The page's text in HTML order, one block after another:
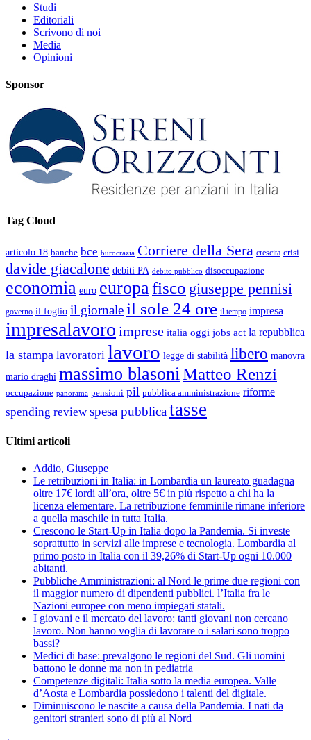
Studi
Editoriali
Scrivono di noi
Media
Opinioni
Sponsor
Tag Cloud
articolo 18 banche bce burocrazia Corriere della Sera crescita crisi
davide giacalone debiti PA debito pubblico disoccupazione
economia euro europa fisco giuseppe pennisi
governo il foglio il giornale il sole 24 ore il tempo impresa
impresalavoro imprese italia oggi jobs act la repubblica
la stampa lavoratori lavoro legge di stabilità libero manovra
mario draghi massimo blasoni Matteo Renzi
occupazione panorama pensioni pil pubblica amministrazione riforme
spending review spesa pubblicatasse
Ultimi articoli
Addio, Giuseppe
Le retribuzioni in Italia: in Lombardia un laureato guadagna
oltre 17€ lordi all’ora, oltre 5€ in più rispetto a chi ha la
licenza elementare. La retribuzione femminile rimane inferiore
a quella maschile in tutta Italia.
Crescono le Start-Up in Italia dopo la Pandemia. Si investe
soprattutto in servizi alle imprese e tecnologia. Lombardia al
primo posto in Italia con il 39,26% di Start-Up ogni 10.000
abitanti.
Pubbliche Amministrazioni: al Nord le prime due regioni con
il maggior numero di dipendenti pubblici. l’Italia fra le
Nazioni europee con meno impiegati statali.
I giovani e il mercato del lavoro: tanti giovani non cercano
lavoro. Non hanno voglia di lavorare o i salari sono troppo
bassi?
Medici di base: prevalgono le regioni del Sud. Gli uomini
battono le donne ma non in pediatria
Competenze digitali: Italia sotto la media europea. Valle
d’Aosta e Lombardia possiedono i talenti del digitale.
Diminuiscono le nascite a causa della Pandemia. I nati da
genitori stranieri sono di più al Nord